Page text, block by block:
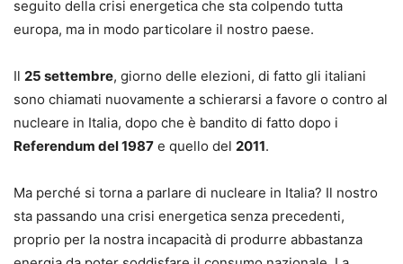
seguito della crisi energetica che sta colpendo tutta
europa, ma in modo particolare il nostro paese.
Il 25 settembre, giorno delle elezioni, di fatto gli italiani
sono chiamati nuovamente a schierarsi a favore o contro al
nucleare in Italia, dopo che è bandito di fatto dopo i
Referendum del 1987 e quello del 2011.
Ma perché si torna a parlare di nucleare in Italia? Il nostro
sta passando una crisi energetica senza precedenti,
proprio per la nostra incapacità di produrre abbastanza